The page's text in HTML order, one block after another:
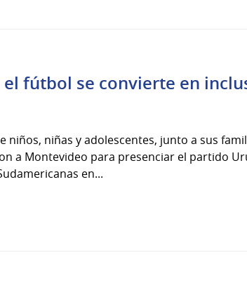
fútbol se convierte en
niños, niñas y adolescentes, junto a sus
a Montevideo para presenciar el partido
en...